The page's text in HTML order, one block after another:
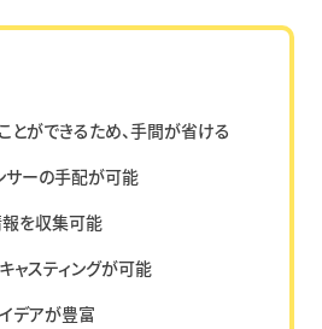
とができるため、手間が省ける
サーの手配が可能
を収集可能
ャスティングが可能
デアが豊富